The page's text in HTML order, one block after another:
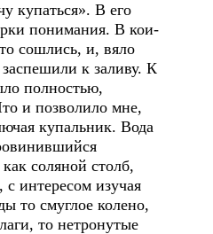
купаться». В его
понимания. В кои-
сошлись, и, вяло
заспешили к заливу. К
полностью,
и позволило мне,
купальник. Вода
соляной столб,
с интересом изучая
то смуглое колено,
то нетронутые